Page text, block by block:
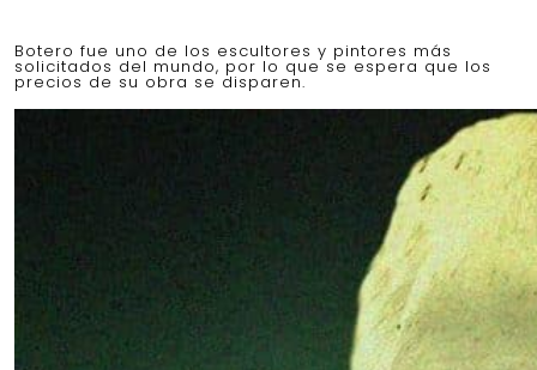
Botero fue uno de los escultores y pintores más
solicitados del mundo, por lo que se espera que los
precios de su obra se disparen.